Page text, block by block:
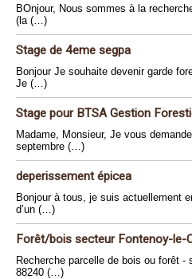
BOnjour, Nous sommes à la
(la (…)
Stage de 4eme segpa
Bonjour Je souhaite devenir garde
Je (…)
Stage pour BTSA Gestion
Madame, Monsieur, Je vous
septembre (…)
deperissement épicea
Bonjour à tous, je suis actuellement
d’un (…)
Forêt/bois secteur Fontenoy-le-
Recherche parcelle de bois ou forêt -
88240 (…)